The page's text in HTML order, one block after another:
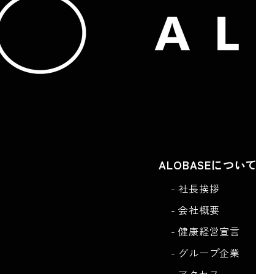
ALOBASEについて
社長挨拶
会社概要
健康経営宣言
グループ企業